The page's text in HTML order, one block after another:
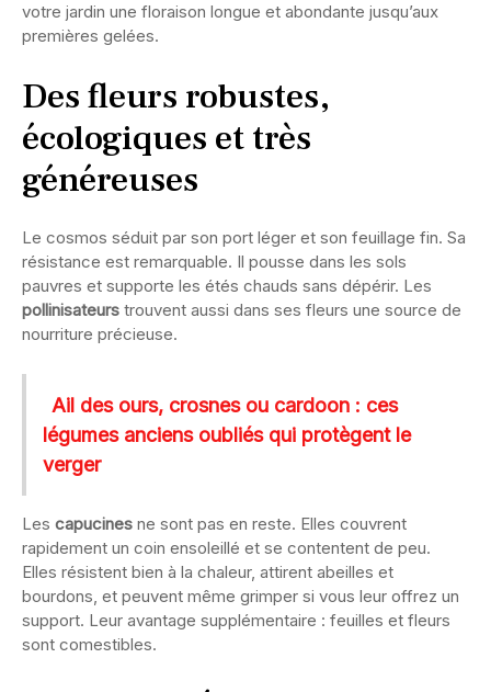
votre jardin une floraison longue et abondante jusqu’aux
premières gelées.
Des fleurs robustes,
écologiques et très
généreuses
Le cosmos séduit par son port léger et son feuillage fin. Sa
résistance est remarquable. Il pousse dans les sols
pauvres et supporte les étés chauds sans dépérir. Les
pollinisateurs trouvent aussi dans ses fleurs une source de
nourriture précieuse.
Ail des ours, crosnes ou cardoon : ces
légumes anciens oubliés qui protègent le
verger
Les capucines ne sont pas en reste. Elles couvrent
rapidement un coin ensoleillé et se contentent de peu.
Elles résistent bien à la chaleur, attirent abeilles et
bourdons, et peuvent même grimper si vous leur offrez un
support. Leur avantage supplémentaire : feuilles et fleurs
sont comestibles.